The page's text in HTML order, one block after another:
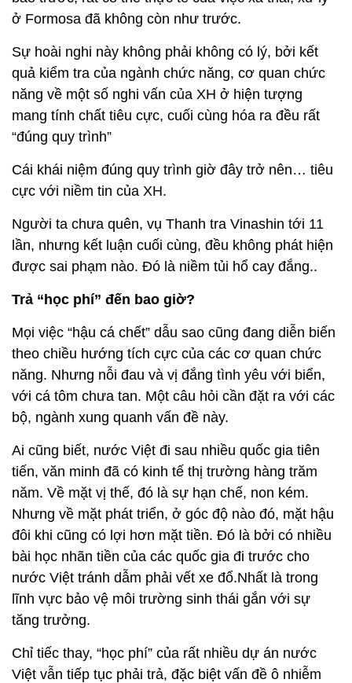
ở Formosa đã không còn như trước.
Sự hoài nghi này không phải không có lý, bởi kết
quả kiểm tra của ngành chức năng, cơ quan chức
năng về một số nghi vấn của XH ở hiện tượng
mang tính chất tiêu cực, cuối cùng hóa ra đều rất
“đúng quy trình”
Cái khái niệm đúng quy trình giờ đây trở nên… tiêu
cực với niềm tin của XH.
Người ta chưa quên, vụ Thanh tra Vinashin tới 11
lần, nhưng kết luận cuối cùng, đều không phát hiện
được sai phạm nào. Đó là niềm tủi hổ cay đắng..
Trả “học phí” đến bao giờ?
Mọi việc “hậu cá chết” dẫu sao cũng đang diễn biến
theo chiều hướng tích cực của các cơ quan chức
năng. Nhưng nỗi đau và vị đắng tình yêu với biển,
với cá tôm chưa tan. Một câu hỏi cần đặt ra với các
bộ, ngành xung quanh vấn đề này.
Ai cũng biết, nước Việt đi sau nhiều quốc gia tiên
tiến, văn minh đã có kinh tế thị trường hàng trăm
năm. Về mặt vị thế, đó là sự hạn chế, non kém.
Nhưng về mặt phát triển, ở góc độ nào đó, mặt hậu
đôi khi cũng có lợi hơn mặt tiền. Đó là bởi có nhiều
bài học nhãn tiền của các quốc gia đi trước cho
nước Việt tránh dẫm phải vết xe đổ.Nhất là trong
lĩnh vực bảo vệ môi trường sinh thái gắn với sự
tăng trưởng.
Chỉ tiếc thay, “học phí” của rất nhiều dự án nước
Việt vẫn tiếp tục phải trả, đặc biệt vấn đề ô nhiễm